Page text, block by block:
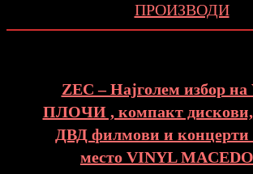
ПРОИЗВОДИ
ZEC – Најголем избор
ПЛОЧИ , компакт дискови,
ДВД филмови и концерти
место VINYL